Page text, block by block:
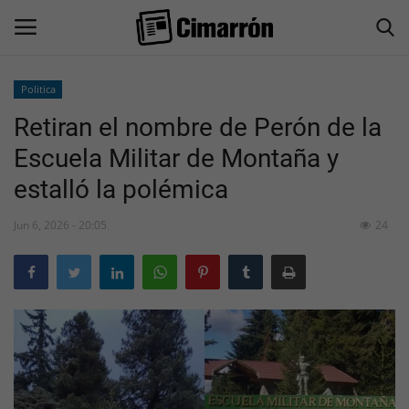
Inicio
San Juan
Actualidad
Información General
Economía
Politica
Sociedad
Politica
Retiran el nombre de Perón de la
Escuela Militar de Montaña y
estalló la polémica
Jun 6, 2026 - 20:05 24